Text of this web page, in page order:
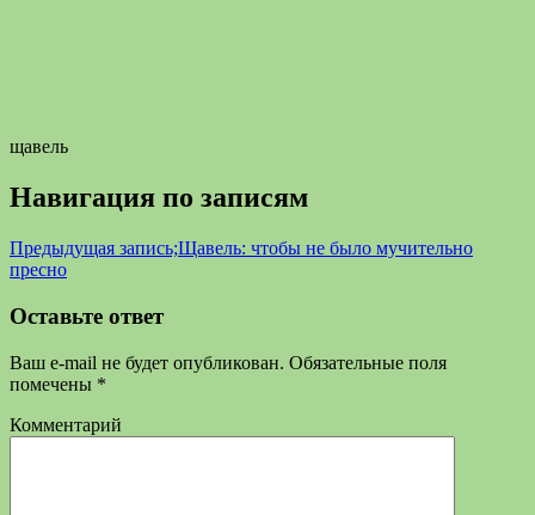
щавель
Навигация по записям
Предыдущая запись;Щавель: чтобы не было мучительно
пресно
Оставьте ответ
Ваш e-mail не будет опубликован. Обязательные поля
помечены *
Комментарий